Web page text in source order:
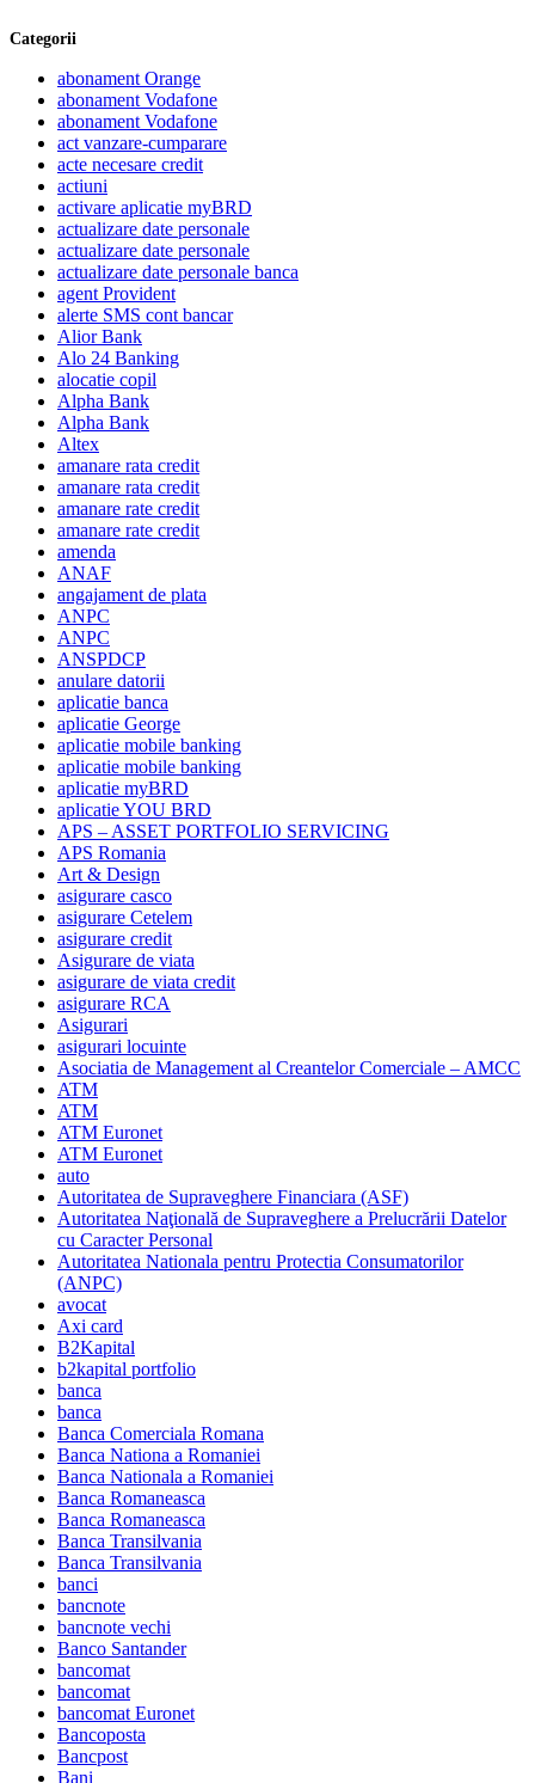
Categorii
abonament Orange
abonament Vodafone
abonament Vodafone
act vanzare-cumparare
acte necesare credit
actiuni
activare aplicatie myBRD
actualizare date personale
actualizare date personale
actualizare date personale banca
agent Provident
alerte SMS cont bancar
Alior Bank
Alo 24 Banking
alocatie copil
Alpha Bank
Alpha Bank
Altex
amanare rata credit
amanare rata credit
amanare rate credit
amanare rate credit
amenda
ANAF
angajament de plata
ANPC
ANPC
ANSPDCP
anulare datorii
aplicatie banca
aplicatie George
aplicatie mobile banking
aplicatie mobile banking
aplicatie myBRD
aplicatie YOU BRD
APS – ASSET PORTFOLIO SERVICING
APS Romania
Art & Design
asigurare casco
asigurare Cetelem
asigurare credit
Asigurare de viata
asigurare de viata credit
asigurare RCA
Asigurari
asigurari locuinte
Asociatia de Management al Creantelor Comerciale – AMCC
ATM
ATM
ATM Euronet
ATM Euronet
auto
Autoritatea de Supraveghere Financiara (ASF)
Autoritatea Naţională de Supraveghere a Prelucrării Datelor
cu Caracter Personal
Autoritatea Nationala pentru Protectia Consumatorilor
(ANPC)
avocat
Axi card
B2Kapital
b2kapital portfolio
banca
banca
Banca Comerciala Romana
Banca Nationa a Romaniei
Banca Nationala a Romaniei
Banca Romaneasca
Banca Romaneasca
Banca Transilvania
Banca Transilvania
banci
bancnote
bancnote vechi
Banco Santander
bancomat
bancomat
bancomat Euronet
Bancoposta
Bancpost
Bani